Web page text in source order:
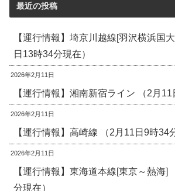
最近の投稿
【運行情報】埼京川越線[羽沢横浜国
日13時34分現在）
2026年2月11日
【運行情報】湘南新宿ライン （2月11
2026年2月11日
【運行情報】高崎線 （2月11日9時34
2026年2月11日
【運行情報】東海道本線[東京～熱海]
分現在）